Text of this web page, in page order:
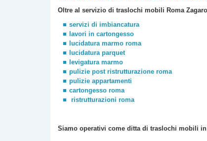
Oltre al servizio di traslochi mobili Roma
servizi di imbiancatura
lavori in cartongesso
lucidatura marmo roma
lucidatura parquet
levigatura marmo
pulizie post ristrutturazione roma
pulizie appartamenti
cartongesso roma
ristrutturazioni roma
Siamo operativi come ditta di traslochi mobili